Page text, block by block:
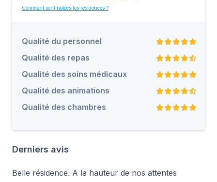
Comment sont notées les résidences ?
Qualité du personnel
Qualité des repas
Qualité des soins médicaux
Qualité des animations
Qualité des chambres
Derniers avis
Belle résidence. A la hauteur de nos attentes